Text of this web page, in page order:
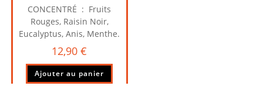
CONCENTRÉ : Fruits
Rouges, Raisin Noir,
Eucalyptus, Anis, Menthe.
12,90€
Ajouter au panier